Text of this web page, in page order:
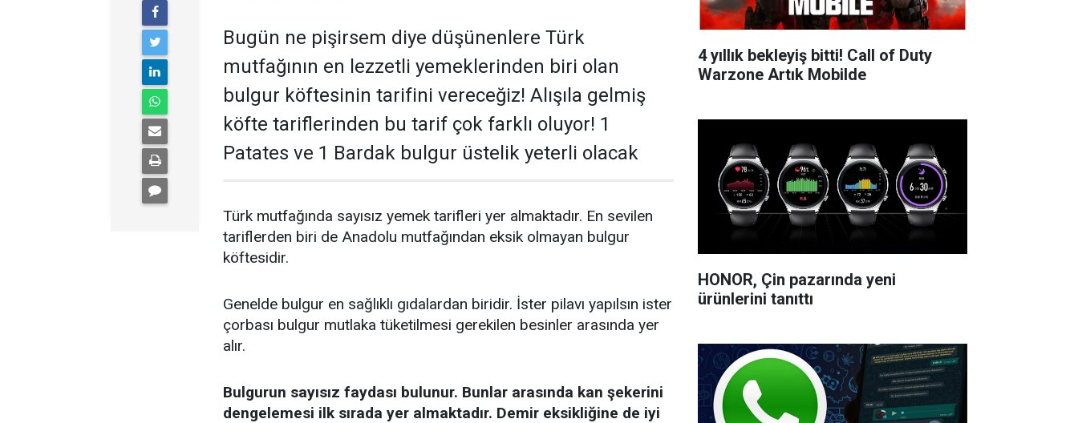
Bugün ne pişirsem diye düşünenlere Türk
mutfağının en lezzetli yemeklerinden biri olan
bulgur köftesinin tarifini vereceğiz! Alışıla gelmiş
köfte tariflerinden bu tarif çok farklı oluyor! 1
Patates ve 1 Bardak bulgur üstelik yeterli olacak
Türk mutfağında sayısız yemek tarifleri yer almaktadır. En sevilen
tariflerden biri de Anadolu mutfağından eksik olmayan bulgur
köftesidir.
Genelde bulgur en sağlıklı gıdalardan biridir. İster pilavı yapılsın ister
çorbası bulgur mutlaka tüketilmesi gerekilen besinler arasında yer
alır.
Bulgurun sayısız faydası bulunur. Bunlar arasında kan şekerini
dengelemesi ilk sırada yer almaktadır. Demir eksikliğine de iyi
4 yıllık bekleyiş bitti! Call of Duty
Warzone Artık Mobilde
HONOR, Çin pazarında yeni
ürünlerini tanıttı